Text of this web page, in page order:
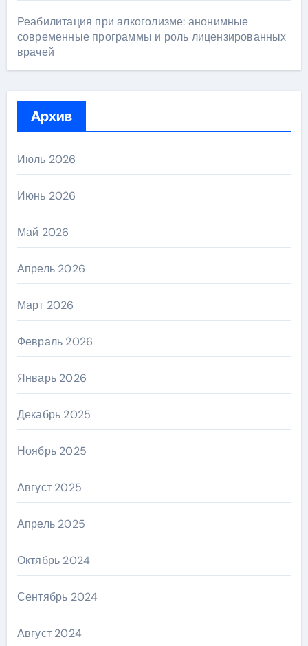
Реабилитация при алкоголизме: анонимные
современные программы и роль лицензированных
врачей
Архив
Июль 2026
Июнь 2026
Май 2026
Апрель 2026
Март 2026
Февраль 2026
Январь 2026
Декабрь 2025
Ноябрь 2025
Август 2025
Апрель 2025
Октябрь 2024
Сентябрь 2024
Август 2024